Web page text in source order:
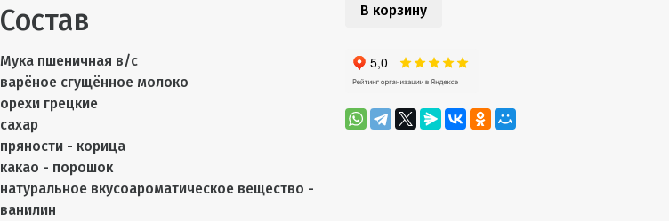
Состав
Мука пшеничная в/с
варёное сгущённое молоко
орехи грецкие
сахар
пряности - корица
какао - порошок
натуральное вкусоароматическое вещество -
ванилин
В корзину